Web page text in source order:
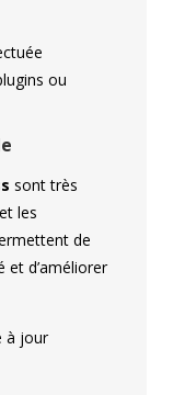
ou
sont très
les
de
et d’améliorer
à jour